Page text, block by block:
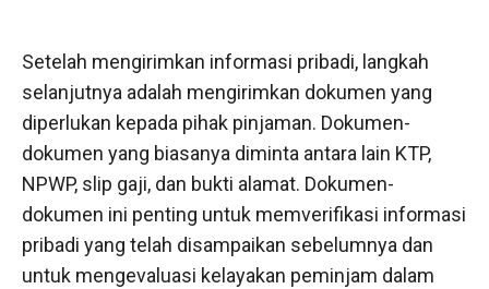
Setelah mengirimkan informasi pribadi, langkah
selanjutnya adalah mengirimkan dokumen yang
diperlukan kepada pihak pinjaman. Dokumen-
dokumen yang biasanya diminta antara lain KTP,
NPWP, slip gaji, dan bukti alamat. Dokumen-
dokumen ini penting untuk memverifikasi informasi
pribadi yang telah disampaikan sebelumnya dan
untuk mengevaluasi kelayakan peminjam dalam